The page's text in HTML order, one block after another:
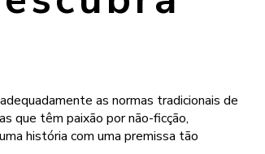
as normas tradicionais de
que têm paixão por não-ficção,
história com uma premissa tão